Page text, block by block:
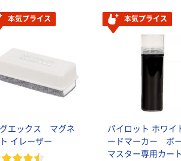
本気プライス
エックス マグネ
イレーザー
本気プライス
パイロット ホワイ
ードマーカー ボ
マスター専用カート